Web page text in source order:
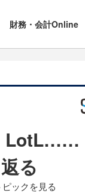
財務・会計Online
る
ックを見る